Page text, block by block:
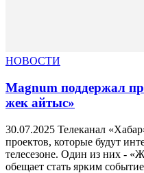
НОВОСТИ
Magnum поддержал
жек айтыс»
30.07.2025 Телеканал
проектов, которые будут
телесезоне. Один из них -
обещает стать ярким